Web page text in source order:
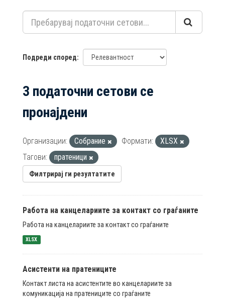
Подреди според
3 податочни сетови се
пронајдени
Организации: Собрание Формати:
XLSX
Тагови:
пратеници
Филтрирај ги резултатите
Работа на канцелариите за контакт со граѓаните
Работа на канцелариите за контакт со граѓаните
XLSX
Асистенти на пратениците
Контакт листа на асистентите во канцелариите за
комуникација на пратениците со граѓаните